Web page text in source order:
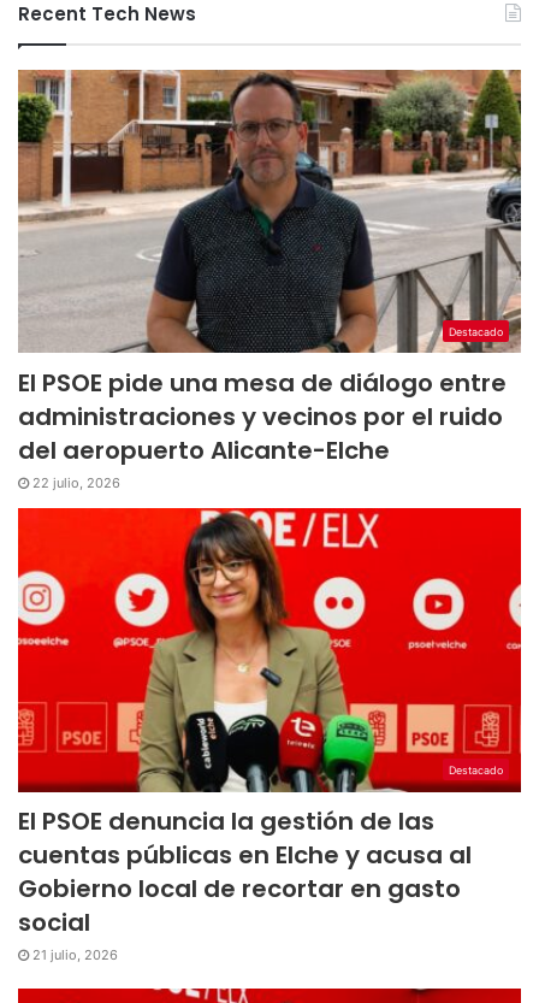
Recent Tech News
Destacado
El PSOE pide una mesa de diálogo entre
administraciones y vecinos por el ruido
del aeropuerto Alicante-Elche
22 julio, 2026
Destacado
El PSOE denuncia la gestión de las
cuentas públicas en Elche y acusa al
Gobierno local de recortar en gasto
social
21 julio, 2026